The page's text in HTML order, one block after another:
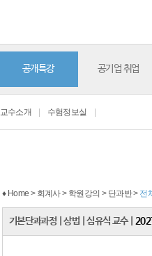
공개특강 공기업 취업
교수소개 수험정보실
♦ Home > 회계사 > 학원강의 > 단과반 > 전
기본단과과정 상법 심유식 교수